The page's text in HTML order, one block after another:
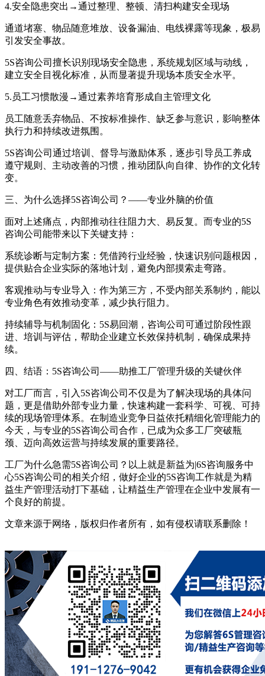
4.安全隐患突出→通过整理、整顿、清扫构建安全现场
通道堵塞、物品随意堆放、设备漏油、电线裸露等现象，极易
引发安全事故。
5S咨询公司​擅长识别现场安全隐患，系统规划区域与动线，
建立安全目视化标准，从而显著提升现场本质安全水平。
5.员工习惯散漫→通过素养培育形成自主管理文化
员工随意丢弃物品、不按标准操作、缺乏参与意识，影响整体
执行力和持续改进氛围。
5S咨询公司​通过培训、督导与激励体系，逐步引导员工养成
遵守规则、主动改善的习惯，推动团队向自律、协作的文化转
变。
三、为什么选择5S咨询公司？——专业外脑的价值
面对上述痛点，内部推动往往阻力大、易反复。而专业的5S
咨询公司​能带来以下关键支持：
系统诊断与定制方案：凭借跨行业经验，快速识别问题根因，
提供贴合企业实际的落地计划，避免内部摸索走弯路。
客观推动与专业导入：作为第三方，不受内部关系制约，能以
专业角色有效推动变革，减少执行阻力。
持续辅导与机制固化：5S易回潮，咨询公司可通过阶段性跟
进、培训与评估，帮助企业建立长效保持机制，确保成果持
续。
四、结语：5S咨询公司——助推工厂管理升级的关键伙伴
对工厂而言，引入5S咨询公司​不仅是为了解决现场的具体问
题，更是借助外部专业力量，快速构建一套科学、可视、可持
续的现场管理体系。在制造业竞争日益依托精细化管理能力的
今天，与专业的5S咨询公司​合作，已成为众多工厂突破瓶
颈、迈向高效运营与持续发展的重要路径。
工厂为什么急需5S咨询公司？以上就是新益为|6S咨询服务中
心5S咨询公司的相关介绍，做好企业的5S咨询工作就是为精
益生产管理活动打下基础，让精益生产管理在企业中发展有一
个良好的前提。
文章来源于网络，版权归作者所有，如有侵权请联系删除！